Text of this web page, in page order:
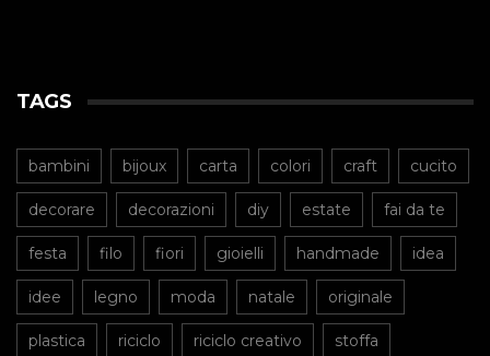
TAGS
bambini bijoux carta colori craft cucito
decorare decorazioni diy estate fai da te
festa filo fiori gioielli handmade idea
idee legno moda natale originale
plastica riciclo riciclo creativo stoffa